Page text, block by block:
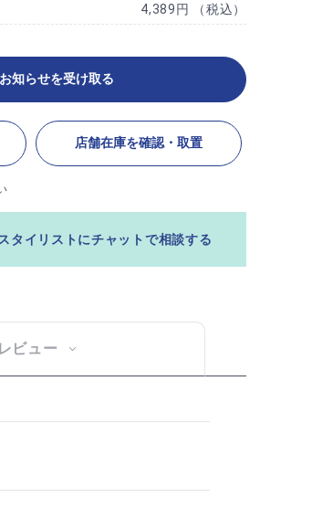
4,389円 （税込）
知らせを受け取る
店舗在庫を確認・取置
タイリストにチャットで相談する
レビュー